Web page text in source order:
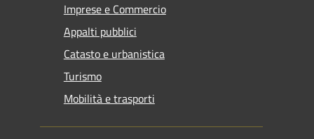
Imprese e Commercio
Appalti pubblici
Catasto e urbanistica
Turismo
Mobilità e trasporti